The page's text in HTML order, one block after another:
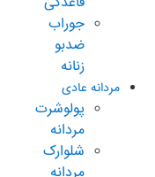
جوراب
ضدبو
زنانه
مردانه عادی
پولوشرت
مردانه
شلوارک